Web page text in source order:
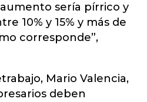
sería pírrico y
10% y 15% y más de
corresponde”,
Mario Valencia,
deben